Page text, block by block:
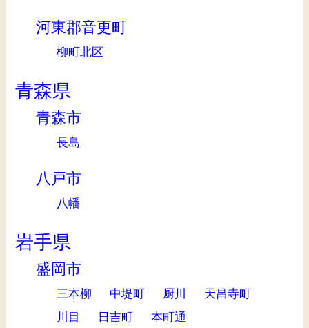
河東郡音更町
柳町北区
青森県
青森市
長島
八戸市
八幡
岩手県
盛岡市
三本柳 中堤町 厨川
天昌寺町
川目
日吉町 本町通